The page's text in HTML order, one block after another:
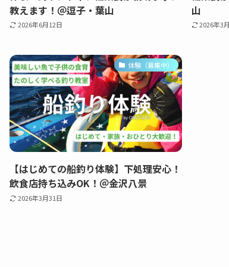
教えます！＠逗子・葉山
2026年6月12日
山
2026年3
体験（募集中）
【はじめての船釣り体験】下処理安心！
飲食店持ち込みOK！＠金沢八景
2026年3月31日